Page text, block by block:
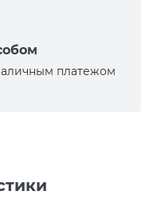
платежом